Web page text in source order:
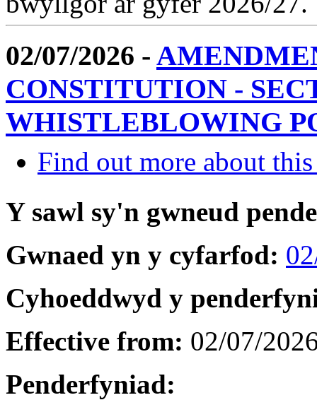
02/07/2026 -
CONSTITUTION -
WHISTLEBLOWING
Find out more about
Y sawl sy'n gwneud
Gwnaed yn y cyfarfod:
Cyhoeddwyd y
Effective from: 02/07/
Penderfyniad: